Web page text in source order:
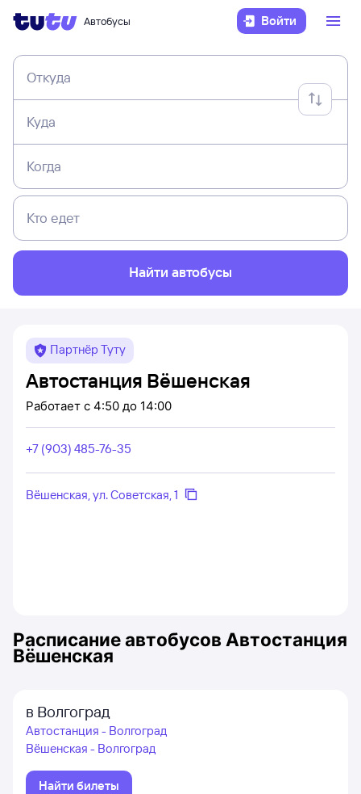
Автобусы Войти
Откуда
Куда
Когда
Кто едет
Найти автобусы
Партнёр Туту
Автостанция Вёшенская
Работает с 4:50 до 14:00
+7 (903) 485-76-35
Вёшенская, ул. Советская, 1
Расписание автобусов Автостанция
Вёшенская
в Волгоград
Автостанция - Волгоград
Вёшенская - Волгоград
Найти билеты